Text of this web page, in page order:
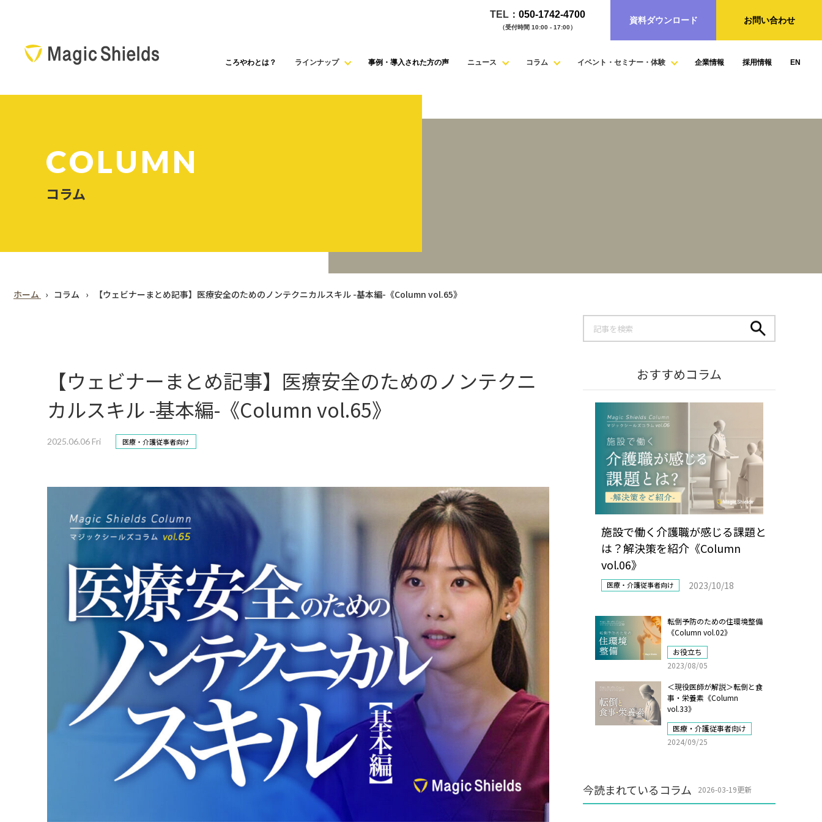
TEL： 050-1742-4700
（受付時間 10:00 - 17:00）
資料ダウンロード お問い合わせ
ころやわとは？ ラインナップ 事例・導入された方の声 ニュース コラム イベント・セミナー・体験 企業情報 採用情報 EN
COLUMN
コラム
ホーム コラム 【ウェビナーまとめ記事】医療安全のためのノンテクニカルスキル -基本編-《Column vol.65》
【ウェビナーまとめ記事】医療安全のためのノンテクニ
カルスキル -基本編-《Column vol.65》
2025.06.06 Fri 医療・介護従事者向け
おすすめコラム
施設で働く介護職が感じる課題と
は？解決策を紹介《Column
vol.06》
医療・介護従事者向け 2023/10/18
転倒予防のための住環境整備
《Column vol.02》
お役立ち
2023/08/05
＜現役医師が解説＞転倒と食
事・栄養素《Column
vol.33》
医療・介護従事者向け
2024/09/25
今読まれているコラム 2026-03-19更新